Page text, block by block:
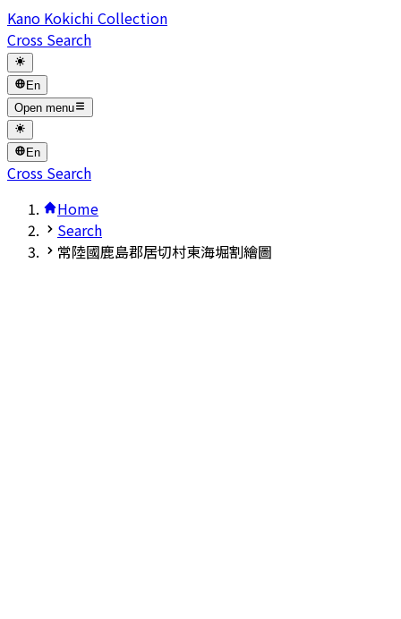
Kano Kokichi Collection
Cross Search
En
Open menu
En
Cross Search
Home
Search
常陸國鹿島郡居切村東海堀割繪圖